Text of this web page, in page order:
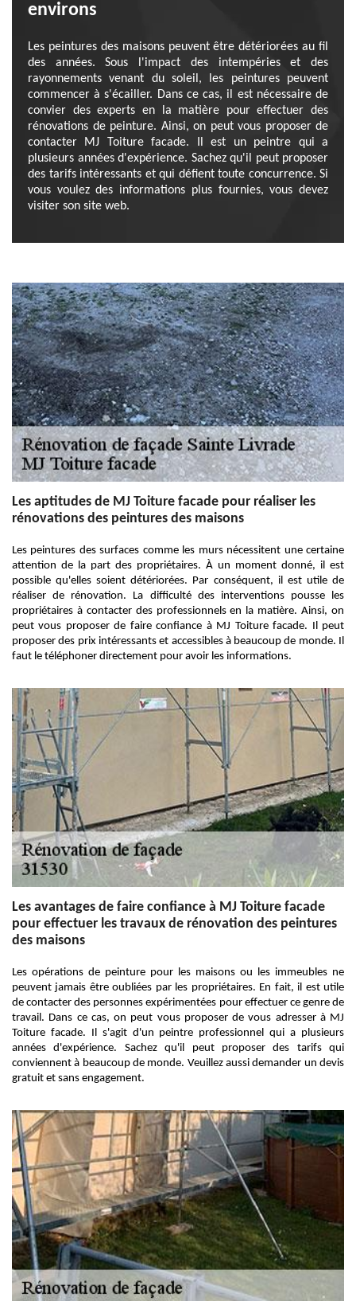
environs
Les peintures des maisons peuvent être détériorées au fil
des années. Sous l'impact des intempéries et des
rayonnements venant du soleil, les peintures peuvent
commencer à s'écailler. Dans ce cas, il est nécessaire de
convier des experts en la matière pour effectuer des
rénovations de peinture. Ainsi, on peut vous proposer de
contacter MJ Toiture facade. Il est un peintre qui a
plusieurs années d'expérience. Sachez qu'il peut proposer
des tarifs intéressants et qui défient toute concurrence. Si
vous voulez des informations plus fournies, vous devez
visiter son site web.
Les aptitudes de MJ Toiture facade pour réaliser les
rénovations des peintures des maisons
Les peintures des surfaces comme les murs nécessitent une certaine
attention de la part des propriétaires. À un moment donné, il est
possible qu'elles soient détériorées. Par conséquent, il est utile de
réaliser de rénovation. La difficulté des interventions pousse les
propriétaires à contacter des professionnels en la matière. Ainsi, on
peut vous proposer de faire confiance à MJ Toiture facade. Il peut
proposer des prix intéressants et accessibles à beaucoup de monde. Il
faut le téléphoner directement pour avoir les informations.
Les avantages de faire confiance à MJ Toiture facade
pour effectuer les travaux de rénovation des peintures
des maisons
Les opérations de peinture pour les maisons ou les immeubles ne
peuvent jamais être oubliées par les propriétaires. En fait, il est utile
de contacter des personnes expérimentées pour effectuer ce genre de
travail. Dans ce cas, on peut vous proposer de vous adresser à MJ
Toiture facade. Il s'agit d'un peintre professionnel qui a plusieurs
années d'expérience. Sachez qu'il peut proposer des tarifs qui
conviennent à beaucoup de monde. Veuillez aussi demander un devis
gratuit et sans engagement.